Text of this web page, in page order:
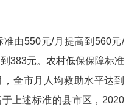
由550元/月提高到560元/
383元。农村低保保障标准
全市月人均救助水平达到
上述标准的县市区，2020